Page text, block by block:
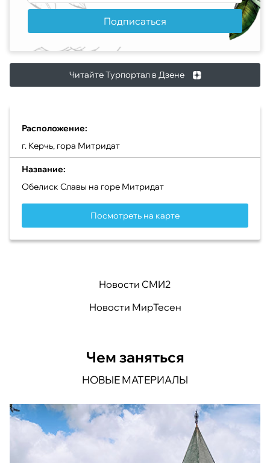
Подписаться
Читайте Турпортал в Дзене
Расположение:
г. Керчь, гора Митридат
Название:
Обелиск Славы на горе Митридат
Посмотреть на карте
Новости СМИ2
Новости МирТесен
Чем заняться
НОВЫЕ МАТЕРИАЛЫ